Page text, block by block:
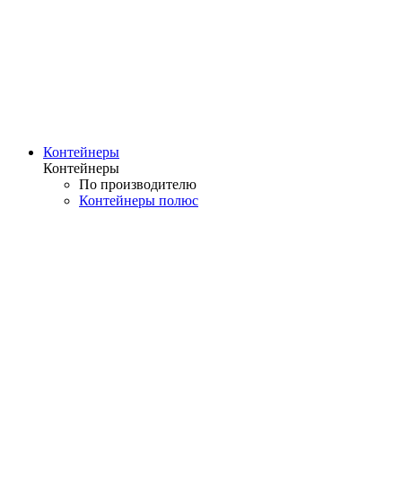
Контейнеры
Контейнеры
По производителю
Контейнеры полюс